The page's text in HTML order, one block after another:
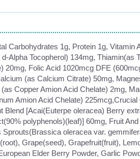
Carbohydrates 1g, Protein 1g,
Tocopherol) 134mg, Thiamin(as
Folic Acid 1020mcg DFE
(as Calcium Citrate) 50mg,
Copper Amion Acid Chelate) 2mg,
Amion Acid Chelate)
[Acai(Euterpe oleracea) Berry
polyphenols)(leaf)] 60mg, Fruit
oleracea var.
Grape(seed), Grapefruit(fruit),
Elder Berry Powder, Garlic